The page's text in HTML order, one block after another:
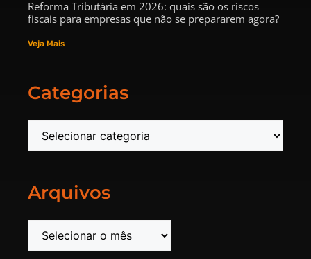
Reforma Tributária em 2026: quais são os riscos
fiscais para empresas que não se prepararem agora?
Veja Mais
Categorias
Arquivos